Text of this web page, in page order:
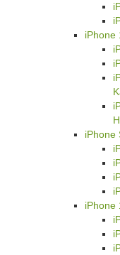
iPhone
iPhone
iPhone